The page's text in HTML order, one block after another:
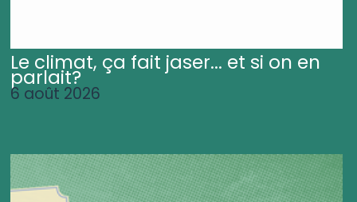
Le climat, ça fait jaser... et si on en
parlait?
6 août 2026